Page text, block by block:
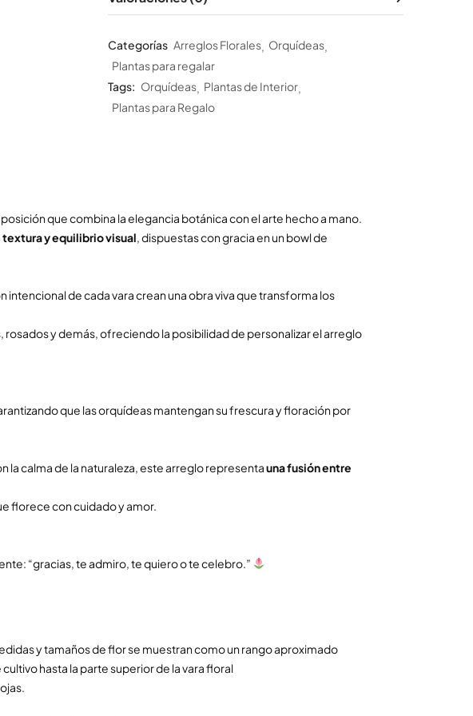
Categorías Arreglos Florales Orquídeas
Plantas para regalar
Tags: Orquídeas Plantas de Interior
Plantas para Regalo
que combina la elegancia botánica con el arte hecho a mano.
y equilibrio visual, dispuestas con gracia en un bowl de
intencional de cada vara crean una obra viva que transforma los
y demás, ofreciendo la posibilidad de personalizar el arreglo
que las orquídeas mantengan su frescura y floración por
la calma de la naturaleza, este arreglo representauna fusión entre
florece con cuidado y amor.
“gracias, te admiro, te quiero o te celebro.”
y tamaños de flor se muestran como un rango aproximado
hasta la parte superior de la vara floral